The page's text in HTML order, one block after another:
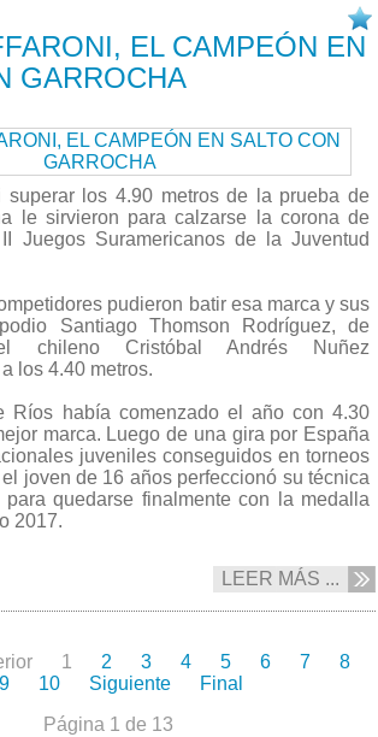
EL CAMPEÓN EN
GARROCHA
superar los 4.90 metrosde la prueba de
le sirvieron para calzarse la corona de
Juegos Suramericanos de la Juventud
pudieron batir esa marca y sus
Santiago Thomson Rodríguez, de
chileno Cristóbal Andrés Nuñez
los 4.40 metros.
Ríos había comenzado el año con 4.30
marca. Luego de una gira por España
juveniles conseguidos en torneos
joven de 16 años perfeccionó su técnica
quedarse finalmente con la medalla
2017.
LEER MÁS ...
1 2 3 4 5 6 7
8
9
10 Siguiente
Final
Página 1 de 13